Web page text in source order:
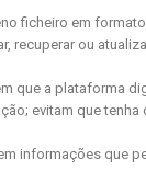
ficheiro em
recuperar ou
que a plataforma
evitam que
informações que